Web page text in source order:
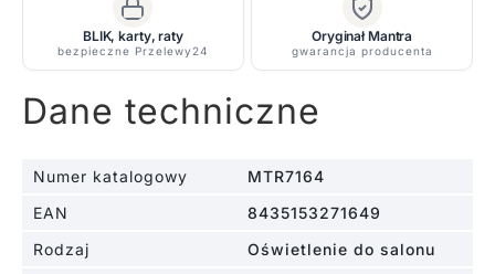
oświetleniem
BLIK, karty, raty
bezpieczne Przelewy24
Oryginał Mantra
gwarancja producenta
Dane techniczne
Numer katalogowy
MTR7164
EAN
8435153271649
Rodzaj
Oświetlenie do salonu